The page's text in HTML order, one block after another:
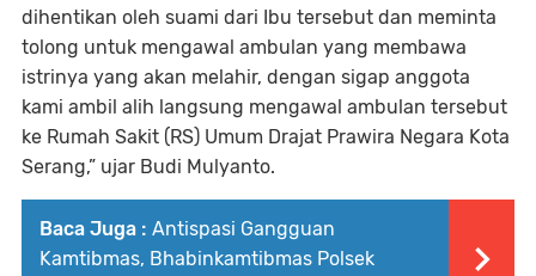
dihentikan oleh suami dari Ibu tersebut dan meminta
tolong untuk mengawal ambulan yang membawa
istrinya yang akan melahir, dengan sigap anggota
kami ambil alih langsung mengawal ambulan tersebut
ke Rumah Sakit (RS) Umum Drajat Prawira Negara Kota
Serang,” ujar Budi Mulyanto.
Baca Juga : Antispasi Gangguan
Kamtibmas, Bhabinkamtibmas Polsek